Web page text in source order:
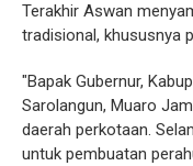
Terakhir Aswan
tradisional, khususnya
"Bapak Gubernur,
Sarolangun, Muaro
daerah perkotaan.
untuk pembuatan